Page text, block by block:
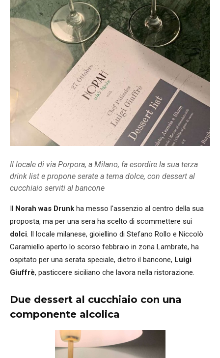
Il locale di via Porpora, a Milano, fa esordire la sua terza
drink list e propone serate a tema dolce, con dessert al
cucchiaio serviti al bancone
Il Norah was Drunk ha messo l'assenzio al centro della sua
proposta, ma per una sera ha scelto di scommettere sui
dolci. Il locale milanese, gioiellino di Stefano Rollo e Niccolò
Caramiello aperto lo scorso febbraio in zona Lambrate, ha
ospitato per una serata speciale, dietro il bancone, Luigi
Giuffrè, pasticcere siciliano che lavora nella ristorazione.
Due dessert al cucchiaio con una
componente alcolica